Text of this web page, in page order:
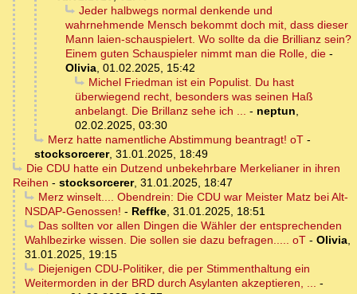
Jeder halbwegs normal denkende und
wahrnehmende Mensch bekommt doch mit, dass dieser
Mann laien-schauspielert. Wo sollte da die Brillianz sein?
Einem guten Schauspieler nimmt man die Rolle, die -
Olivia, 01.02.2025, 15:42
Michel Friedman ist ein Populist. Du hast
überwiegend recht, besonders was seinen Haß
anbelangt. Die Brillanz sehe ich ... - neptun,
02.02.2025, 03:30
Merz hatte namentliche Abstimmung beantragt! oT-
stocksorcerer, 31.01.2025, 18:49
Die CDU hatte ein Dutzend unbekehrbare Merkelianer in ihren
Reihen - stocksorcerer, 31.01.2025, 18:47
Merz winselt.... Obendrein: Die CDU war Meister Matz bei Alt-
NSDAP-Genossen! - Reffke, 31.01.2025, 18:51
Das sollten vor allen Dingen die Wähler der entsprechenden
Wahlbezirke wissen. Die sollen sie dazu befragen..... oT - Olivia,
31.01.2025, 19:15
Diejenigen CDU-Politiker, die per Stimmenthaltung ein
Weitermorden in der BRD durch Asylanten akzeptieren, ... -